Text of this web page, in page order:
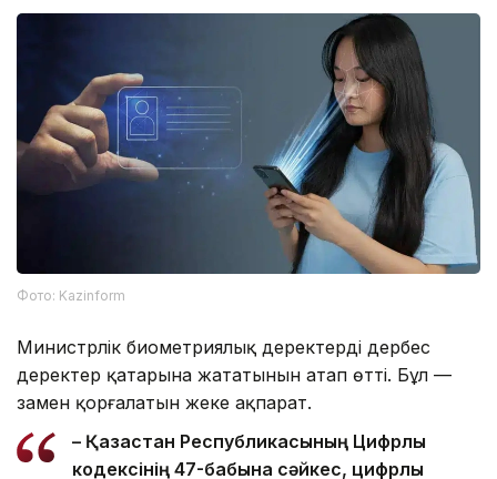
Фото: Kazinform
Министрлік биометриялық деректердің дербес
деректер қатарына жататынын атап өтті. Бұл —
заңмен қорғалатын жеке ақпарат.
– Қазақстан Республикасының Цифрлық
кодексінің 47-бабына сәйкес, цифрлық